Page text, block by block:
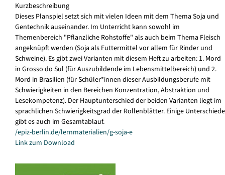
Kurzbeschreibung
Dieses Planspiel setzt sich mit vielen Ideen mit dem Thema Soja und
Gentechnik auseinander. Im Unterricht kann sowohl im
Themenbereich "Pflanzliche Rohstoffe" als auch beim Thema Fleisch
angeknüpft werden (Soja als Futtermittel vor allem für Rinder und
Schweine). Es gibt zwei Varianten mit diesem Heft zu arbeiten: 1. Mord
in Grosso do Sul (für Auszubildende im Lebensmittelbereich) und 2.
Mord in Brasilien (für Schüler*innen dieser Ausbildungsberufe mit
Schwierigkeiten in den Bereichen Konzentration, Abstraktion und
Lesekompetenz). Der Hauptunterschied der beiden Varianten liegt im
sprachlichen Schwierigkeitsgrad der Rollenblätter. Einige Unterschiede
gibt es auch im Gesamtablauf.
/epiz-berlin.de/lernmaterialien/g-soja-e
Link zum Download